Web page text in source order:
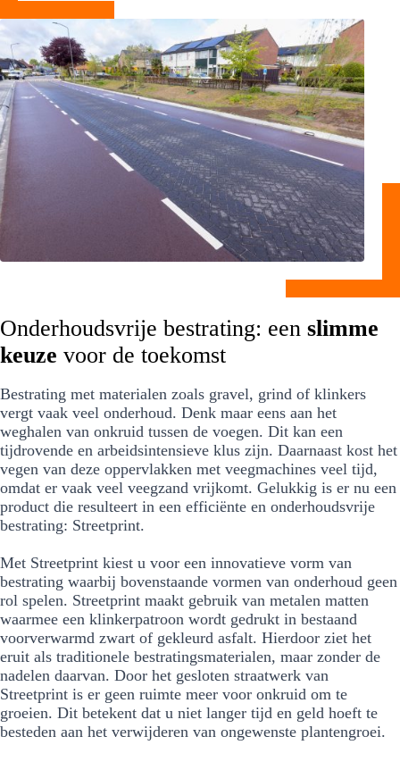
Onderhoudsvrije bestrating: een slimme
keuze voor de toekomst
Bestrating met materialen zoals gravel, grind of klinkers
vergt vaak veel onderhoud. Denk maar eens aan het
weghalen van onkruid tussen de voegen. Dit kan een
tijdrovende en arbeidsintensieve klus zijn. Daarnaast kost het
vegen van deze oppervlakken met veegmachines veel tijd,
omdat er vaak veel veegzand vrijkomt. Gelukkig is er nu een
product die resulteert in een efficiënte en onderhoudsvrije
bestrating: Streetprint.
Met Streetprint kiest u voor een innovatieve vorm van
bestrating waarbij bovenstaande vormen van onderhoud geen
rol spelen. Streetprint maakt gebruik van metalen matten
waarmee een klinkerpatroon wordt gedrukt in bestaand
voorverwarmd zwart of gekleurd asfalt. Hierdoor ziet het
eruit als traditionele bestratingsmaterialen, maar zonder de
nadelen daarvan. Door het gesloten straatwerk van
Streetprint is er geen ruimte meer voor onkruid om te
groeien. Dit betekent dat u niet langer tijd en geld hoeft te
besteden aan het verwijderen van ongewenste plantengroei.